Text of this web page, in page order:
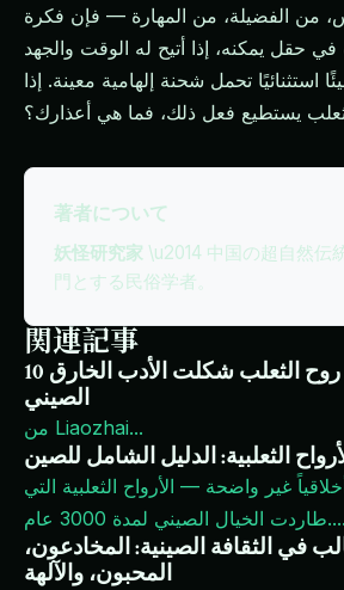
من الفضيلة، من المهارة — فإن فكرة
حقل يمكنه، إذا أتيح له الوقت والجهد
استثنائيًا تحمل شحنة إلهامية معينة. إذا
يستطيع فعل ذلك، فما هي أعذارك؟
著者について
妖怪研究家 \u2014 中国の超自然伝
門とする民俗学者。
関連記事
10 قصص شهيرة عن روح الثعلب شكلت الأدب الخارق
الصيني
من Liaozhai...
الثعلبية: الدليل الشامل للصين
غير واضحة — الأرواح الثعلبية التي
طاردت الخيال الصيني لمدة 3000 عام....
في الثقافة الصينية: المخادعون،
المحبون، والآلهة